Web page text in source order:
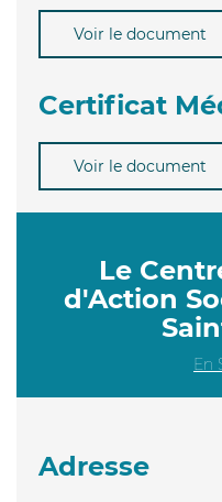
Voir le document
Certificat
Voir le document
Le
d'Action
En
Adresse